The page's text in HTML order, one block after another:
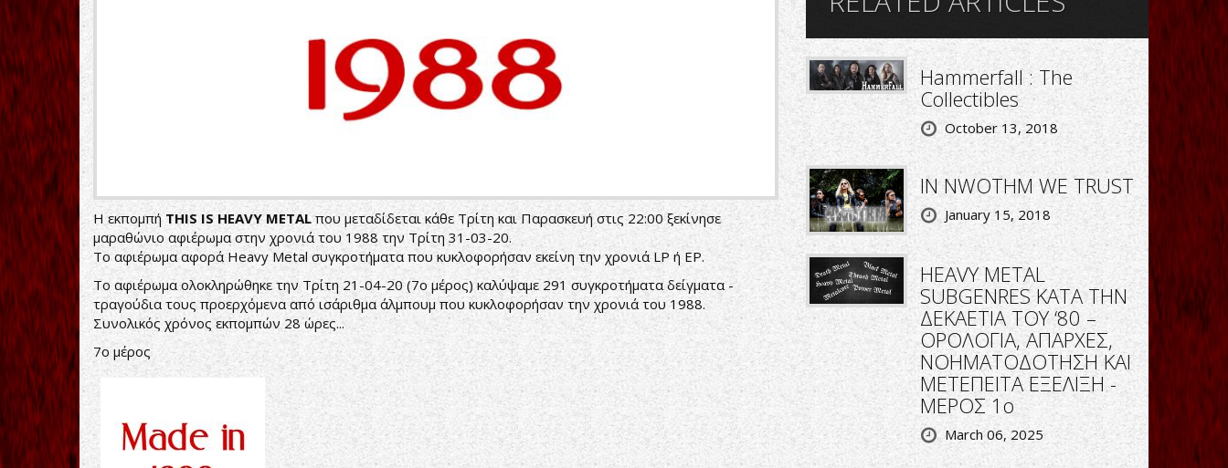
Η εκπομπήTHIS IS HEAVY METALπου μεταδίδεται κάθε Τρίτη και Παρασκευή στις 22:00 ξεκίνησε
μαραθώνιο αφιέρωμα στην χρονιά του 1988 την Τρίτη 31-03-20.
Το αφιέρωμα αφορά Heavy Metal συγκροτήματα που κυκλοφορήσαν εκείνη την χρονιά LP ή EP.
Το αφιέρωμα ολοκληρώθηκε την Τρίτη 21-04-20 (7ο μέρος) καλύψαμε 291 συγκροτήματα δείγματα -
τραγούδια τους προερχόμενα από ισάριθμα άλμπουμ που κυκλοφορήσαν την χρονιά του 1988.
Συνολικός χρόνος εκπομπών 28 ώρες...
7o μέρος
Hammerfall : The
Collectibles
October 13, 2018
IN NWOTHM WE TRUST
January 15, 2018
HEAVY METAL
SUBGENRES ΚΑΤΑ ΤΗΝ
ΔΕΚΑΕΤΙΑ ΤΟΥ ‘80 –
ΟΡΟΛΟΓΙΑ, ΑΠΑΡΧΕΣ,
ΝΟΗΜΑΤΟΔΟΤΗΣΗ ΚΑΙ
ΜΕΤΕΠΕΙΤΑ ΕΞΕΛΙΞΗ -
ΜΕΡΟΣ 1ο
March 06, 2025